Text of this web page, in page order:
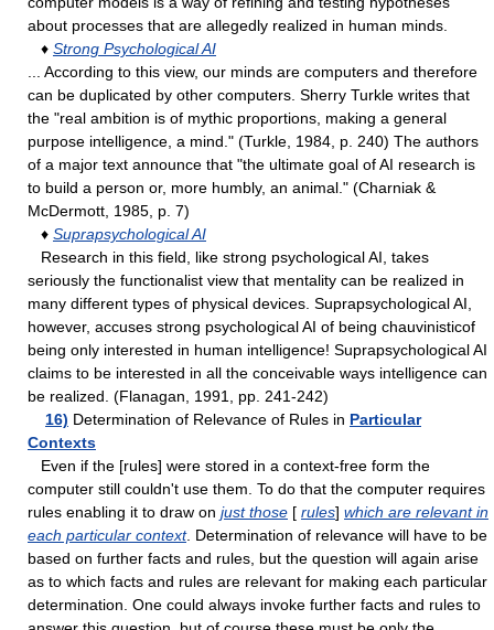
about processes that are allegedly realized in human minds.
♦ Strong Psychological AI
... According to this view, our minds are computers and therefore
can be duplicated by other computers. Sherry Turkle writes that
the "real ambition is of mythic proportions, making a general
purpose intelligence, a mind." (Turkle, 1984, p. 240) The authors
of a major text announce that "the ultimate goal of AI research is
to build a person or, more humbly, an animal." (Charniak &
McDermott, 1985, p. 7)
♦ Suprapsychological AI
Research in this field, like strong psychological AI, takes
seriously the functionalist view that mentality can be realized in
many different types of physical devices. Suprapsychological AI,
however, accuses strong psychological AI of being chauvinisticof
being only interested in human intelligence! Suprapsychological AI
claims to be interested in all the conceivable ways intelligence can
be realized. (Flanagan, 1991, pp. 241-242)
16) Determination of Relevance of Rules in Particular
Contexts
Even if the [rules] were stored in a context-free form the
computer still couldn't use them. To do that the computer requires
rules enabling it to draw on just those [ rules] which are relevant in
each particular context. Determination of relevance will have to be
based on further facts and rules, but the question will again arise
as to which facts and rules are relevant for making each particular
determination. One could always invoke further facts and rules to